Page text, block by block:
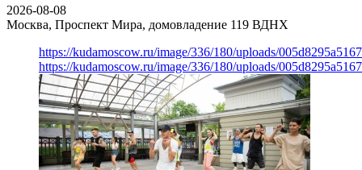
2026-08-08
Москва, Проспект Мира, домовладение 119 ВДНХ
https://kudamoscow.ru/image/336/180/uploads/
https://kudamoscow.ru/image/336/180/uploads/